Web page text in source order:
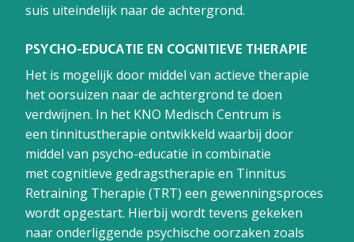
suis uiteindelijk naar de achtergrond.
PSYCHO-EDUCATIE EN COGNITIEVE THERAPIE
Het is mogelijk door middel van actieve therapie
het oorsuizen naar de achtergrond te doen
verdwijnen. In het KNO Medisch Centrum is
een tinnitustherapie ontwikkeld waarbij door
middel van psycho-educatie in combinatie
met cognitieve gedragstherapie en Tinnitus
Retraining Therapie (TRT) een gewenningsproces
wordt opgestart. Hierbij wordt tevens gekeken
naar onderliggende psychische oorzaken zoals